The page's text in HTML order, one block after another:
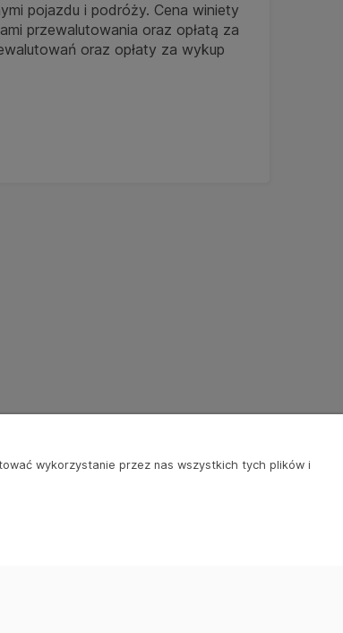
pojazdu i podróży. Cena winiety
przewalutowania oraz opłatą za
oraz opłaty za wykup
wykorzystanie przez nas wszystkich tych plików i